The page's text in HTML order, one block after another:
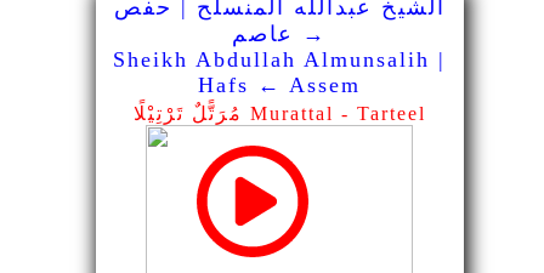
الشيخ عبدالله المنسلح | حفص
→ عاصم
Sheikh Abdullah Almunsalih |
Hafs ← Assem
مُرَتًّلٌ تَرْتِيْلًا Murattal - Tarteel